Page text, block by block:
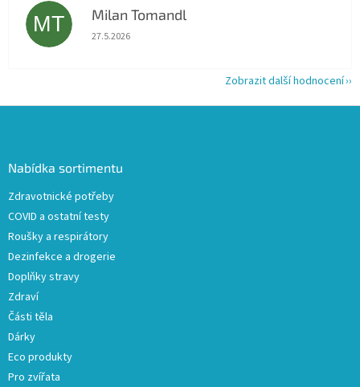
MT Milan Tomandl
Hodnocení obchodu je 5 z 5 hvězdiček.
27.5.2026
Zobrazit další hodnocení
Nabídka sortimentu
Zdravotnické potřeby
COVID a ostatní testy
Roušky a respirátory
Dezinfekce a drogerie
Doplňky stravy
Zdraví
Části těla
Dárky
Eco produkty
Pro zvířata